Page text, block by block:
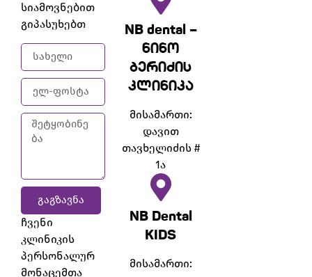
სიამოვნებით
გიპასუხებთ
ᲒᲐᲒᲖᲐᲕᲜᲐ
ჩვენი
კლინიკის
პერსონალურ
მონაცემთა
NB dental –
ნინო
ბერიძის
კლინიკა
მისამართი:
დავით
თავხელიძის #
1ა
NB Dental
KIDS
მისამართი: